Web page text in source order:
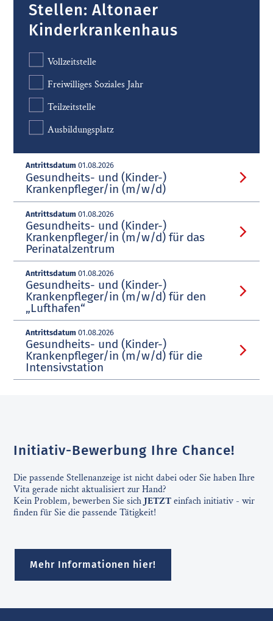
Stellen: Altonaer
Kinderkrankenhaus
Vollzeitstelle
Freiwilliges Soziales Jahr
Teilzeitstelle
Ausbildungsplatz
Antrittsdatum 01.08.2026
Gesundheits- und (Kinder-)
Krankenpfleger/in (m/w/d)
Antrittsdatum 01.08.2026
Gesundheits- und (Kinder-)
Krankenpfleger/in (m/w/d) für das
Perinatalzentrum
Antrittsdatum 01.08.2026
Gesundheits- und (Kinder-)
Krankenpfleger/in (m/w/d) für den
„Lufthafen“
Antrittsdatum 01.08.2026
Gesundheits- und (Kinder-)
Krankenpfleger/in (m/w/d) für die
Intensivstation
Initiativ-Bewerbung Ihre Chance!
Die passende Stellenanzeige ist nicht dabei oder Sie haben Ihre
Vita gerade nicht aktualisiert zur Hand?
Kein Problem, bewerben Sie sichJETZTeinfach initiativ - wir
finden für Sie die passende Tätigkeit!
Mehr Informationen hier!